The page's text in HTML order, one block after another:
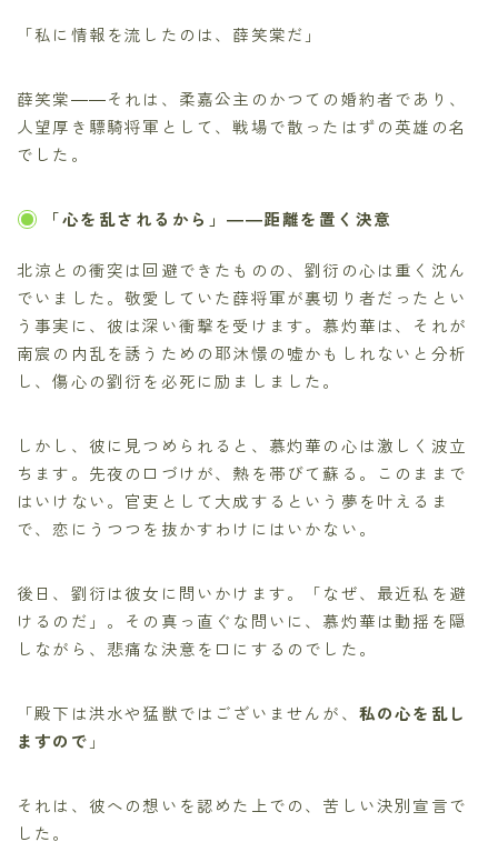
「私に情報を流したのは、薛笑棠だ」
薛笑棠――それは、柔嘉公主のかつての婚約者であり、
人望厚き驃騎将軍として、戦場で散ったはずの英雄の名
でした。
「心を乱されるから」――距離を置く決意
北涼との衝突は回避できたものの、劉衍の心は重く沈ん
でいました。敬愛していた薛将軍が裏切り者だったとい
う事実に、彼は深い衝撃を受けます。慕灼華は、それが
南宸の内乱を誘うための耶沐憬の嘘かもしれないと分析
し、傷心の劉衍を必死に励ましました。
しかし、彼に見つめられると、慕灼華の心は激しく波立
ちます。先夜の口づけが、熱を帯びて蘇る。このままで
はいけない。官吏として大成するという夢を叶えるま
で、恋にうつつを抜かすわけにはいかない。
後日、劉衍は彼女に問いかけます。「なぜ、最近私を避
けるのだ」。その真っ直ぐな問いに、慕灼華は動揺を隠
しながら、悲痛な決意を口にするのでした。
「殿下は洪水や猛獣ではございませんが、 私の心を乱し
ますので 」
それは、彼への想いを認めた上での、苦しい決別宣言で
した。